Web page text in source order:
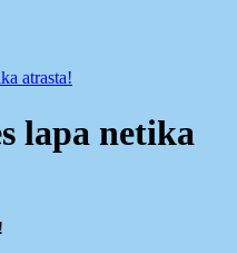
atrasta!
lapa netika